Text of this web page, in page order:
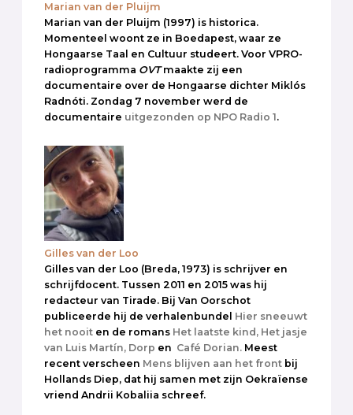
Marian van der Pluijm
Marian van der Pluijm (1997) is historica.
Momenteel woont ze in Boedapest, waar ze
Hongaarse Taal en Cultuur studeert. Voor VPRO-
radioprogramma OVTmaakte zij een
documentaire over de Hongaarse dichter Miklós
Radnóti. Zondag 7 november werd de
documentaire uitgezonden op NPO Radio 1.
Gilles van der Loo
Gilles van der Loo (Breda, 1973) is schrijver en
schrijfdocent. Tussen 2011 en 2015 was hij
redacteur van Tirade. Bij Van Oorschot
publiceerde hij de verhalenbundel Hier sneeuwt
het nooit en de romans Het laatste kind, Het jasje
van Luis Martín, Dorp en Café Dorian. Meest
recent verscheen Mens blijven aan het front bij
Hollands Diep, dat hij samen met zijn Oekraïense
vriend Andrii Kobaliia schreef.